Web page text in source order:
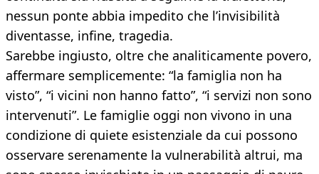
nessun ponte abbia impedito che l’invisibilità
diventasse, infine, tragedia.
Sarebbe ingiusto, oltre che analiticamente povero,
affermare semplicemente: “la famiglia non ha
visto”, “i vicini non hanno fatto”, “i servizi non sono
intervenuti”. Le famiglie oggi non vivono in una
condizione di quiete esistenziale da cui possono
osservare serenamente la vulnerabilità altrui, ma